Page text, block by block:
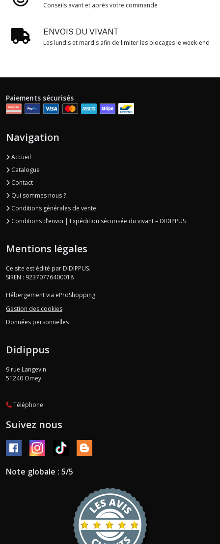
Conseils avant et après votre commande
ENVOIS DU VIVANT
Les lundis et mardis afin de limiter les blocages le week-end
Paiements sécurisés
Navigation
Accueil
Catalogue
Contact
Qui sommes nous ?
Conditions générales de vente
Conditions d’envoi | Expédition sécurisée du vivant – DIDIPPUS
Mentions légales
Ce site est édité par DIDIPPUS.
SIREN : 92370776400018
Hébergement via eProShopping
Gestion des cookies
Données personnelles
Didippus
9 rue Langevin
51240 Omey
Téléphone
Suivez nous
Note globale : 5/5